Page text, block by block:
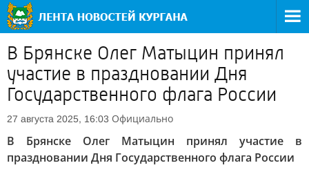
В Брянске Олег Матыцин принял
участие в праздновании Дня
Государственного флага России
27 августа 2025, 16:03 Официально
В Брянске Олег Матыцин принял участие в
праздновании Дня Государственного флага России